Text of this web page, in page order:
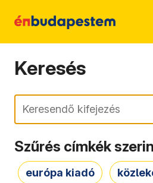
Keresés
Keresés
Szűrés címkék
európa kiadó